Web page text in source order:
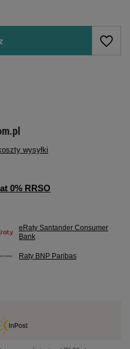
wysyłki
0% RRSO
eRaty Santander Consumer
Bank
Raty BNP Paribas